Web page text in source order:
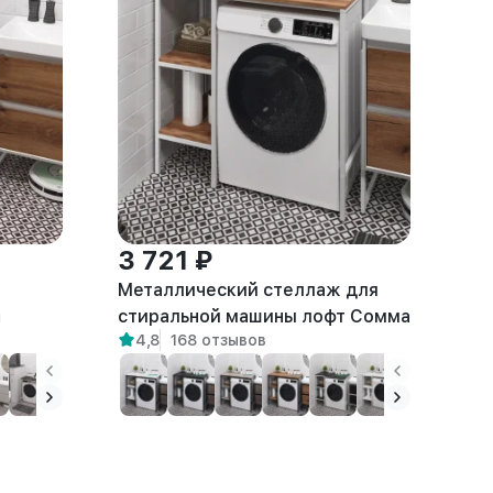
3 721 ₽
Металлический стеллаж для
стиральной машины лофт Сомма
белый/амаретто
4,8 168 отзывов